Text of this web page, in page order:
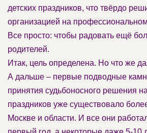
детских праздников, что твёрдо
организацией на
Все просто: чтобы радовать ещё
родителей.
Итак, цель определена. Но что же
А дальше – первые подводные
принятия судьбоносного решения
праздников уже существовало
Москве и области. И все они